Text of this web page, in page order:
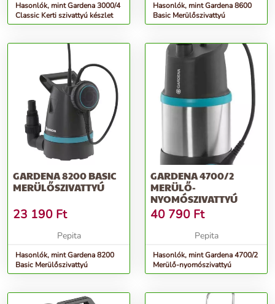
Hasonlók, mint Gardena 3000/4
Classic Kerti szivattyú készlet
Hasonlók, mint Gardena 8600
Basic Merülőszivattyú
GARDENA 8200 BASIC
MERÜLŐSZIVATTYÚ
23 190 Ft
Pepita
Hasonlók, mint Gardena 8200
Basic Merülőszivattyú
GARDENA 4700/2
MERÜLŐ-
NYOMÓSZIVATTYÚ
40 790 Ft
Pepita
Hasonlók, mint Gardena 4700/2
Merülő-nyomószivattyú